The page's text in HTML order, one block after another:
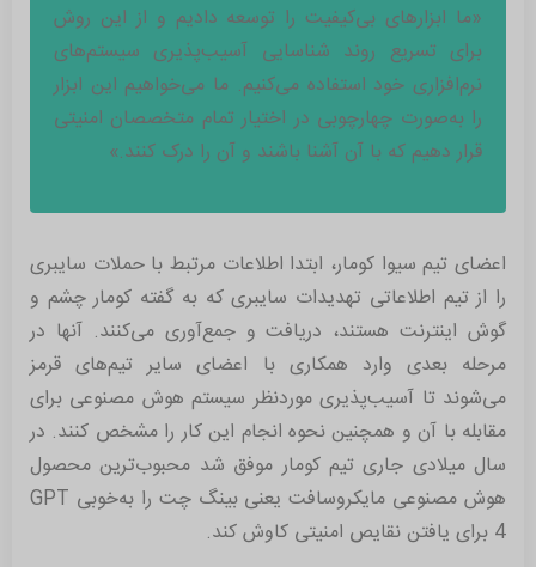
«ما ابزارهای بی‌کیفیت را توسعه دادیم و از این روش
برای تسریع روند شناسایی آسیب‌پذیری سیستم‌های
نرم‌افزاری خود استفاده می‌کنیم. ما می‌خواهیم این ابزار
را به‌صورت چهارچوبی در اختیار تمام متخصصان امنیتی
قرار دهیم که با آن آشنا باشند و آن را درک کنند.»
اعضای تیم سیوا کومار، ابتدا اطلاعات مرتبط با حملات سایبری
را از تیم اطلاعاتی تهدیدات سایبری که به گفته کومار چشم و
گوش اینترنت هستند، دریافت و جمع‌آوری می‌کنند. آنها در
مرحله بعدی وارد همکاری با اعضای سایر تیم‌های قرمز
می‌شوند تا آسیب‌پذیری موردنظر سیستم هوش مصنوعی برای
مقابله با آن و همچنین نحوه انجام این کار را مشخص کنند. در
سال میلادی جاری تیم کومار موفق شد محبوب‌ترین محصول
هوش مصنوعی مایکروسافت یعنی بینگ چت را به‌خوبی GPT
4 برای یافتن نقایص امنیتی کاوش کند.